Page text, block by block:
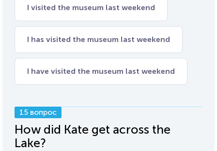
I visited the museum last weekend
I has visited the museum last weekend
I have visited the museum last weekend
15 вопрос
How did Kate get across the
Lake?